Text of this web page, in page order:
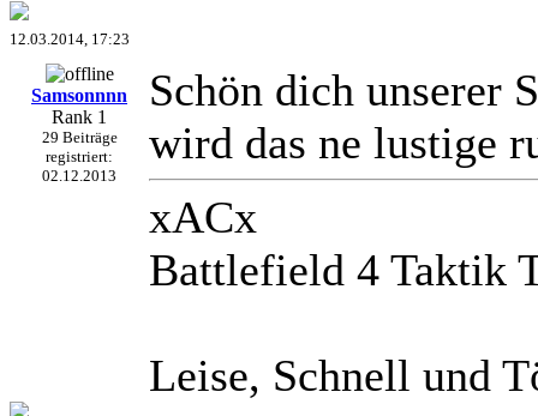
12.03.2014, 17:23
Samsonnnn
Rank 1
29 Beiträge
registriert:
02.12.2013
Schön dich unserer
wird das ne lustige
xACx
Battlefield 4 Taktik
Leise, Schnell und